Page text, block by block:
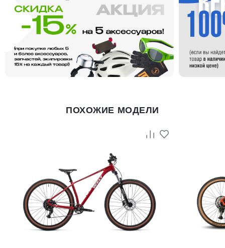
ПОХОЖИЕ МОДЕЛИ